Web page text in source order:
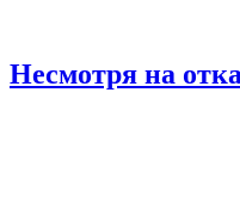
Несмотря на